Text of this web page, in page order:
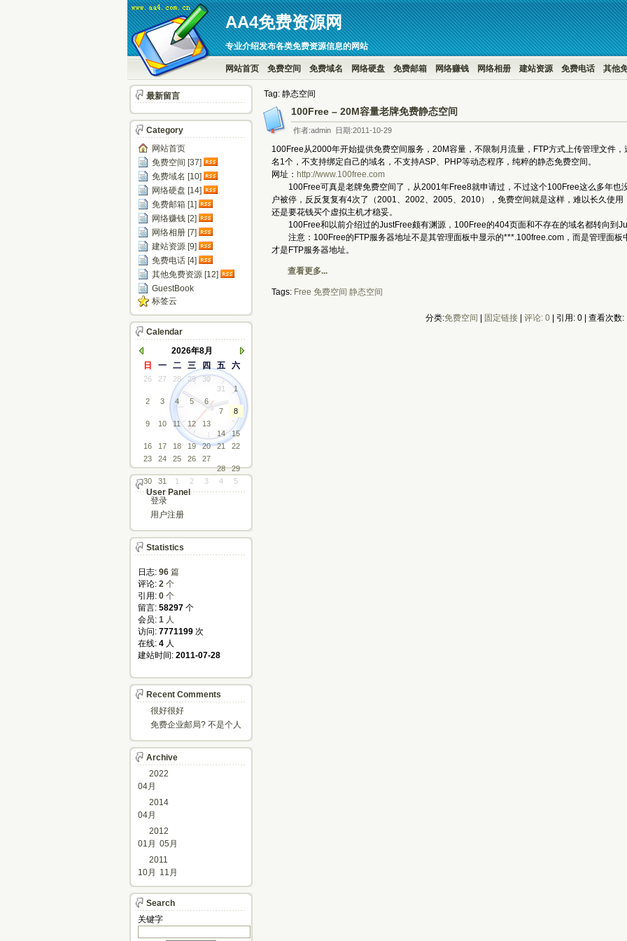
AA4免费资源网
专业介绍发布各类免费资源信息的网站
网站首页 免费空间 免费域名 网络硬盘 免费邮箱 网络赚钱 网络相册 建站资源 免费电话 其他
Tag: 静态空间
100Free – 20M容量老牌免费静态空间
作者:admin 日期:2011-10-29
100Free从2000年开始提供免费空间服务，20M容量，不限制月流量，FTP方式上传管理文件
名1个，不支持绑定自己的域名，不支持ASP、PHP等动态程序，纯粹的静态免费空间。
网址： http://www.100free.com
100Free可真是老牌免费空间了，从2001年Free8就申请过，不过这个100Free这么多年也
户被停，反反复复有4次了（2001、2002、2005、2010），免费空间就是这样，难以长久使
还是要花钱买个虚拟主机才稳妥。
100Free和以前介绍过的JustFree颇有渊源，100Free的404页面和不存在的域名都转向到
注意：100Free的FTP服务器地址不是其管理面板中显示的***.100free.com，而是管理面板
才是FTP服务器地址。
查看更多...
Tags: Free 免费空间 静态空间
分类:免费空间 固定链接 评论: 0 | 引用: 0 | 查看次数:
最新留言
Category
网站首页
免费空间 [37]
免费域名 [10]
网络硬盘 [14]
免费邮箱 [1]
网络赚钱 [2]
网络相册 [7]
建站资源 [9]
免费电话 [4]
其他免费资源 [12]
GuestBook
标签云
Calendar
2026年8月
日
一 二 三 四 五 六
26 27 28 29
30
31
1
2
3 4 5
6
7
8
9
10 11 12
13
14
15
16
17 18 19 20 21
22
23
24 25 26
27
28
29
30
31 1 2 3 4 5
User Panel
登录
用户注册
Statistics
日志: 96 篇
评论: 2 个
引用: 0 个
留言: 58297 个
会员: 1 人
访问: 7771199 次
在线: 4 人
建站时间: 2011-07-28
Recent Comments
很好很好
免费企业邮局? 不是个人
Archive
2022
04月
2014
04月
2012
01月 05月
2011
10月
11月
Search
关键字